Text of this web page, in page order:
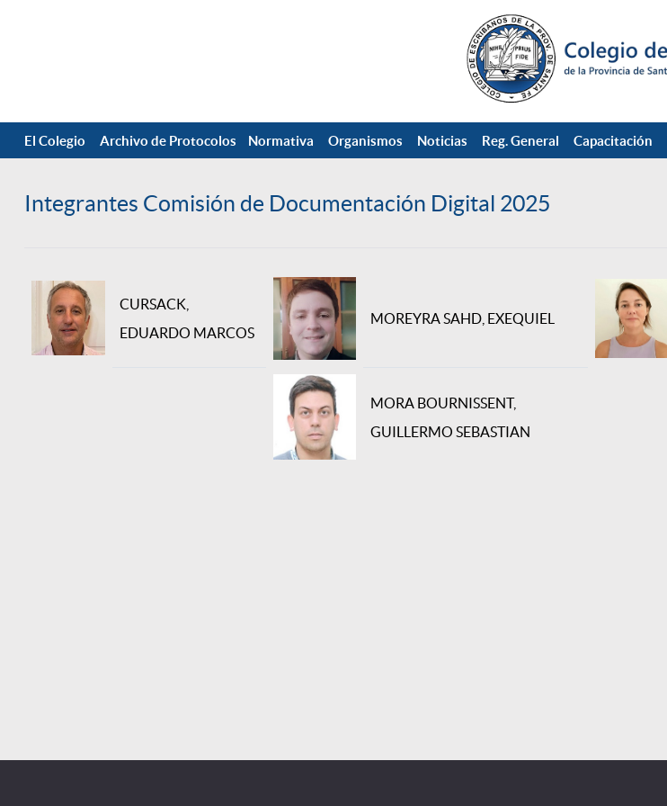
El Colegio Archivo de Protocolos Normativa Organismos Noticias Reg. General Capacitación
Integrantes Comisión de Documentación Digital 2025
CURSACK,
EDUARDO MARCOS
MOREYRA SAHD, EXEQUIEL
MORA BOURNISSENT,
GUILLERMO SEBASTIAN